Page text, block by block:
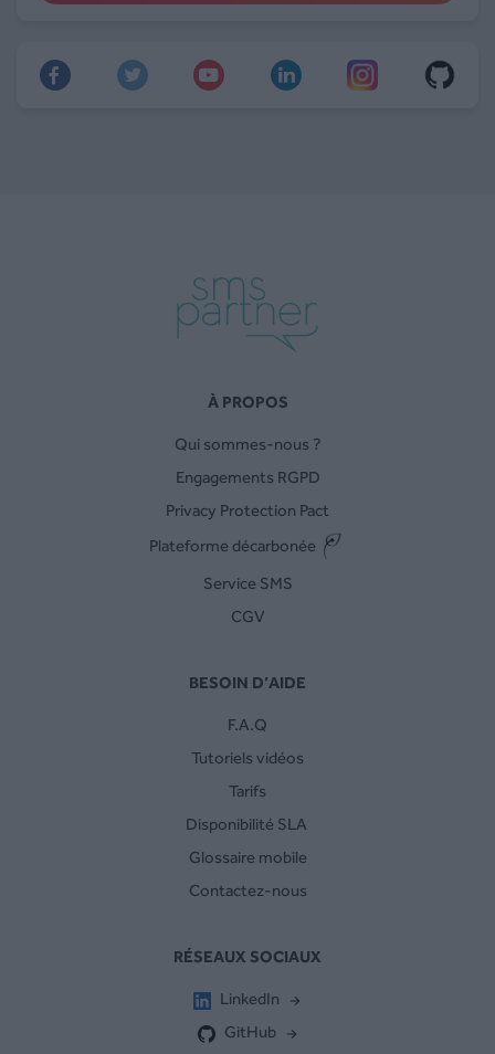
À PROPOS
Qui sommes-nous ?
Engagements RGPD
Privacy Protection Pact
Plateforme décarbonée
Service SMS
CGV
BESOIN D’AIDE
F.A.Q
Tutoriels vidéos
Tarifs
Disponibilité SLA
Glossaire mobile
Contactez-nous
RÉSEAUX SOCIAUX
LinkedIn
GitHub